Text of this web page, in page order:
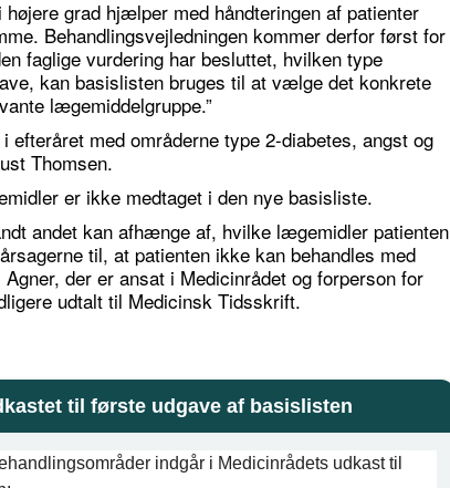
højere grad hjælper med håndteringen af patienter
Behandlingsvejledningen kommer derfor først for
faglige vurdering har besluttet, hvilken type
kan basislisten bruges til at vælge det konkrete
lægemiddelgruppe.”
efteråret med områderne type 2-diabetes, angst og
Thomsen.
er ikke medtaget i den nye basisliste.
andet kan afhænge af, hvilke lægemidler patienten
til, at patienten ikke kan behandles med
der er ansat i Medicinrådet og forperson for
udtalt til Medicinsk Tidsskrift.
til første udgave af basislisten
indgår i Medicinrådets udkast til